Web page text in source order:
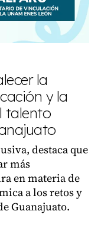
la
y la
talento
destaca que
más
en materia de
a los retos y
Guanajuato.